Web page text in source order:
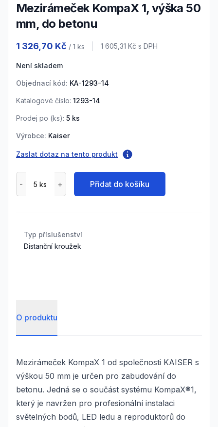
Mezirámeček KompaX 1, výška 50
mm, do betonu
1 326,70 Kč / 1 ks Cena s DPH
1 605,31 Kč s DPH
Není skladem
Objednací kód: KA-1293-14
Katalogové číslo: 1293-14
Prodej po (ks): 5 ks
Výrobce: Kaiser
Zaslat dotaz na tento produkt
Přidat do košíku
Typ příslušenství
Distanční kroužek
O produktu
Mezirámeček KompaX 1 od společnosti KAISER s
výškou 50 mm je určen pro zabudování do
betonu. Jedná se o součást systému KompaX®1,
který je navržen pro profesionální instalaci
světelných bodů, LED ledu a reproduktorů do